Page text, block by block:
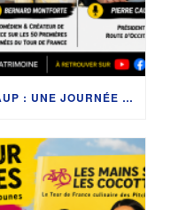
DU TOURMALET À ÉLIE BAUP : UNE JOURNÉE ENTRE PASSION, SOUVENIRS ET LÉGENDES DU TOUR